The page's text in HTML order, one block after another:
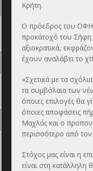
Κρήτη.
Ο πρόεδρος του ΟΦΗ
προκάτοχό του Σήφη
αξιοκρατικά,
έχουν αναλάβει το
«Σχετικά με τα
τα συμβόλαια των
όποιες επιλογές θα
όποιες αποφάσεις
Μαχλάς και ο
περισσότερο από
Στόχος μας είναι η
είναι στη κατάλληλη